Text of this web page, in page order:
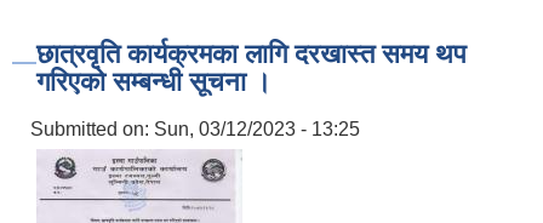
छात्रवृति कार्यक्रमका लागि दरखास्त समय थप
गरिएको सम्बन्धी सूचना ।
Submitted on: Sun, 03/12/2023 - 13:25